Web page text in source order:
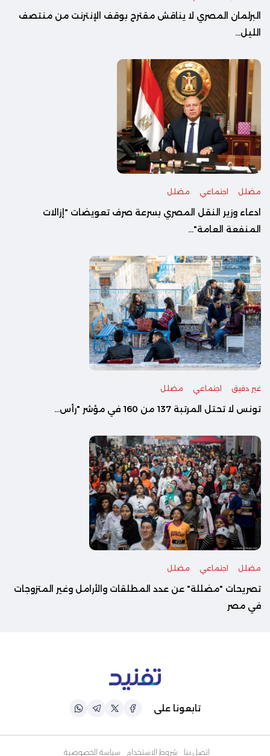
البرلمان المصري لا يناقش مقترح بوقف الإنترنت من منتصف
الليل...
مضلل اجتماعي مضلل
ادعاء وزير النقل المصري بسرعة صرف تعويضات "إزالات
المنفعة العامة"...
غير دقيق اجتماعي مضلل
تونس لا تحتل المرتبة 137 من 160 في مؤشر "رأس...
مضلل اجتماعي مضلل
تصريحات "مضللة" عن عدد المطلقات والأرامل وغير المتزوجات
في مصر
تابعونا على
اتصل بنا شروط الاستخدام سياسة الخصوصية